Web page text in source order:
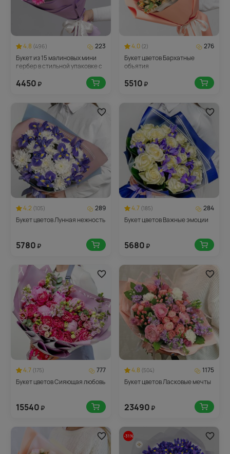
4.8 (496)
223
Букет из 15 малиновых мини
гербер в стильной упаковке с
4450 ₽
4.0 (2)
276
Букет цветов Бархатные
объятия
5510 ₽
4.2 (105)
289
Букет цветов Лунная нежность
5780 ₽
4.7 (185)
284
Букет цветов Важные эмоции
5680 ₽
4.7 (175)
777
Букет цветов Сияющая любовь
15540 ₽
4.8 (504)
1175
Букет цветов Ласковые мечты
23490 ₽
-31%